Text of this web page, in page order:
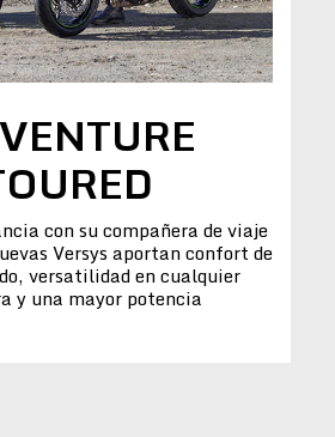
con su compañera de viaje
Versys aportan confort de
versatilidad en cualquier
y una mayor potencia